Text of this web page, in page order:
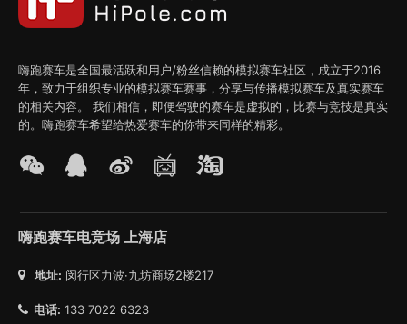
嗨跑赛车是全国最活跃和用户/粉丝信赖的模拟赛车社区，成立于2016
年，致力于组织专业的模拟赛车赛事，分享与传播模拟赛车及真实赛车
的相关内容。 我们相信，即便驾驶的赛车是虚拟的，比赛与竞技是真实
的。嗨跑赛车希望给热爱赛车的你带来同样的精彩。
嗨跑赛车电竞场 上海店
地址: 闵行区力波·九坊商场2楼217
电话: 133 7022 6323